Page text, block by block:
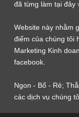
đã từng làm tại đây
Website này nhằm
điểm của chúng tôi
Marketing Kinh
facebook.
Ngon - Bổ - Rẻ;
các dịch vụ chúng